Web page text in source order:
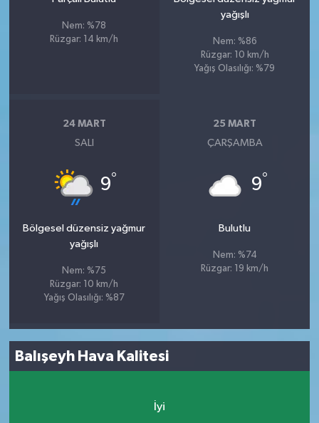
Nem: %78
Rüzgar: 14 km/h
yağışlı
Nem: %86
Rüzgar: 10 km/h
Yağış Olasılığı: %79
24 MART
SALI
9°
Bölgesel düzensiz yağmur
yağışlı
Nem: %75
Rüzgar: 10 km/h
Yağış Olasılığı: %87
25 MART
ÇARŞAMBA
9°
Bulutlu
Nem: %74
Rüzgar: 19 km/h
Balışeyh Hava Kalitesi
İyi